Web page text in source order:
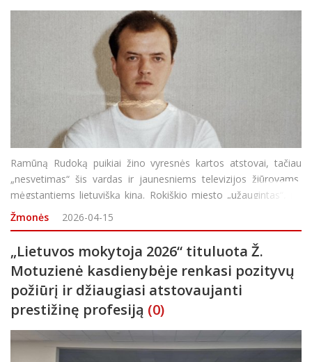
Ramūną Rudoką puikiai žino vyresnės kartos atstovai, tačiau
„nesvetimas“ šis vardas ir jaunesniems televizijos žiūrovams,
mėgstantiems lietuvišką kiną. Rokiškio miesto „užaugintas“, ne
vieną dešimtmetį garsus Lietuvos kino režisierius, aktorius, te
Žmonės 2026-04-15
„Lietuvos mokytoja 2026“ tituluota Ž.
Motuzienė kasdienybėje renkasi pozityvų
požiūrį ir džiaugiasi atstovaujanti
prestižinę profesiją (0)